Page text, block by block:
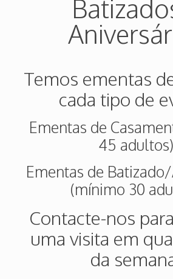
Temos ementas
cada tipo de
Ementas de
45 adultos)
Ementas de
(mínimo 30
Contacte-nos
uma visita em
da